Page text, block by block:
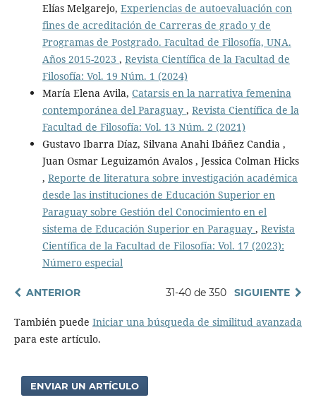
Elías Melgarejo, Experiencias de autoevaluación con
fines de acreditación de Carreras de grado y de
Programas de Postgrado. Facultad de Filosofía, UNA.
Años 2015-2023 , Revista Científica de la Facultad de
Filosofía: Vol. 19 Núm. 1 (2024)
María Elena Avila, Catarsis en la narrativa femenina
contemporánea del Paraguay , Revista Científica de la
Facultad de Filosofía: Vol. 13 Núm. 2 (2021)
Gustavo Ibarra Díaz, Silvana Anahi Ibáñez Candia ,
Juan Osmar Leguizamón Avalos , Jessica Colman Hicks
, Reporte de literatura sobre investigación académica
desde las instituciones de Educación Superior en
Paraguay sobre Gestión del Conocimiento en el
sistema de Educación Superior en Paraguay , Revista
Científica de la Facultad de Filosofía: Vol. 17 (2023):
Número especial
ANTERIOR 31-40 de 350 SIGUIENTE
También puede Iniciar una búsqueda de similitud avanzada
para este artículo.
ENVIAR UN ARTÍCULO